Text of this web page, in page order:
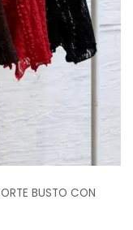
BUSTO CON